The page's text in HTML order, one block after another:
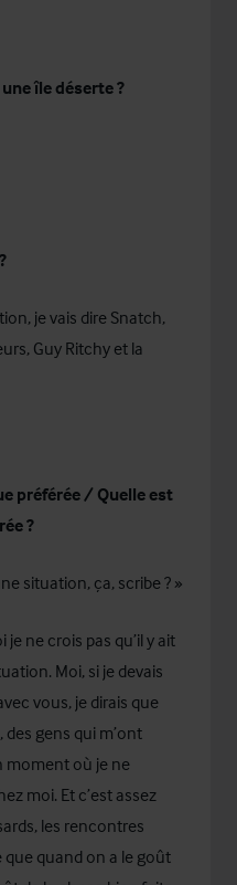
île déserte ?
je vais dire Snatch,
Guy Ritchy et la
préférée / Quelle est
?
situation, ça, scribe ? »
je ne crois pas qu’il y ait
Moi, si je devais
vous, je dirais que
des gens qui m’ont
moment où je ne
moi. Et c’est assez
les rencontres
quand on a le goût